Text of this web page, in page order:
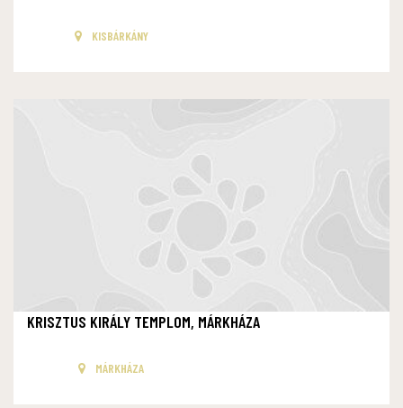
KISBÁRKÁNY
KRISZTUS KIRÁLY TEMPLOM, MÁRKHÁZA
MÁRKHÁZA